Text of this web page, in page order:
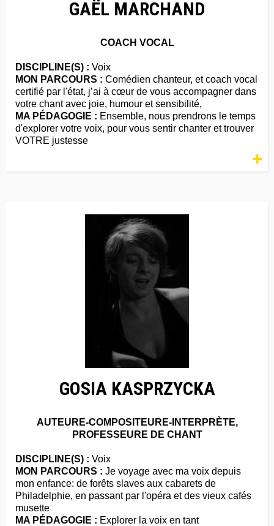
GAËL MARCHAND
COACH VOCAL
DISCIPLINE(S) : Voix
MON PARCOURS : Comédien chanteur, et coach vocal
certifié par l'état, j’ai à cœur de vous accompagner dans
votre chant avec joie, humour et sensibilité,
MA PÉDAGOGIE : Ensemble, nous prendrons le temps
d'explorer votre voix, pour vous sentir chanter et trouver
VOTRE justesse
+
GOSIA KASPRZYCKA
AUTEURE-COMPOSITEURE-INTERPRÈTE,
PROFESSEURE DE CHANT
DISCIPLINE(S) : Voix
MON PARCOURS : Je voyage avec ma voix depuis
mon enfance: de forêts slaves aux cabarets de
Philadelphie, en passant par l'opéra et des vieux cafés
musette
MA PÉDAGOGIE : Explorer la voix en tant